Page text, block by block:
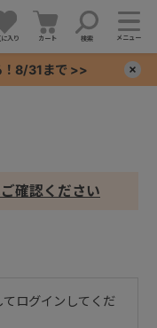
に入り カート 検索 メニュー
！8/31まで >>
確認ください
ログインしてくだ